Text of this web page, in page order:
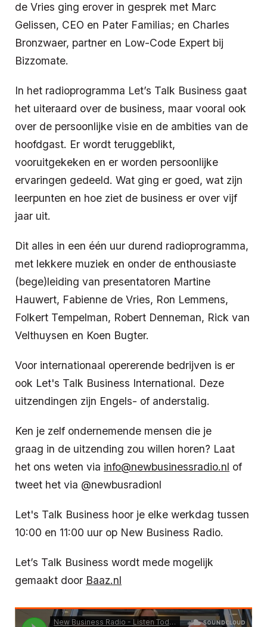
de Vries ging erover in gesprek met Marc
Gelissen, CEO en Pater Familias; en Charles
Bronzwaer, partner en Low-Code Expert bij
Bizzomate.
In het radioprogramma Let’s Talk Business gaat
het uiteraard over de business, maar vooral ook
over de persoonlijke visie en de ambities van de
hoofdgast. Er wordt teruggeblikt,
vooruitgekeken en er worden persoonlijke
ervaringen gedeeld. Wat ging er goed, wat zijn
leerpunten en hoe ziet de business er over vijf
jaar uit.
Dit alles in een één uur durend radioprogramma,
met lekkere muziek en onder de enthousiaste
(bege)leiding van presentatoren Martine
Hauwert, Fabienne de Vries, Ron Lemmens,
Folkert Tempelman, Robert Denneman, Rick van
Velthuysen en Koen Bugter.
Voor internationaal opererende bedrijven is er
ook Let's Talk Business International. Deze
uitzendingen zijn Engels- of anderstalig.
Ken je zelf ondernemende mensen die je
graag in de uitzending zou willen horen? Laat
het ons weten via info@newbusinessradio.nl of
tweet het via @newbusradionl
Let's Talk Business hoor je elke werkdag tussen
10:00 en 11:00 uur op New Business Radio.
Let’s Talk Business wordt mede mogelijk
gemaakt door Baaz.nl